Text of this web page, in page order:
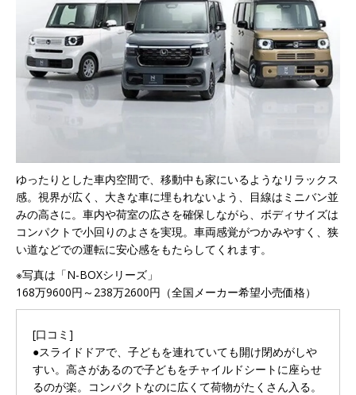
ゆったりとした車内空間で、移動中も家にいるようなリラックス
感。視界が広く、大きな車に埋もれないよう、目線はミニバン並
みの高さに。車内や荷室の広さを確保しながら、ボディサイズは
コンパクトで小回りのよさを実現。車両感覚がつかみやすく、狭
い道などでの運転に安心感をもたらしてくれます。
※写真は「N-BOXシリーズ」
168万9600円～238万2600円（全国メーカー希望小売価格）
[口コミ]
●スライドドアで、子どもを連れていても開け閉めがしや
すい。高さがあるので子どもをチャイルドシートに座らせ
るのが楽。コンパクトなのに広くて荷物がたくさん入る。